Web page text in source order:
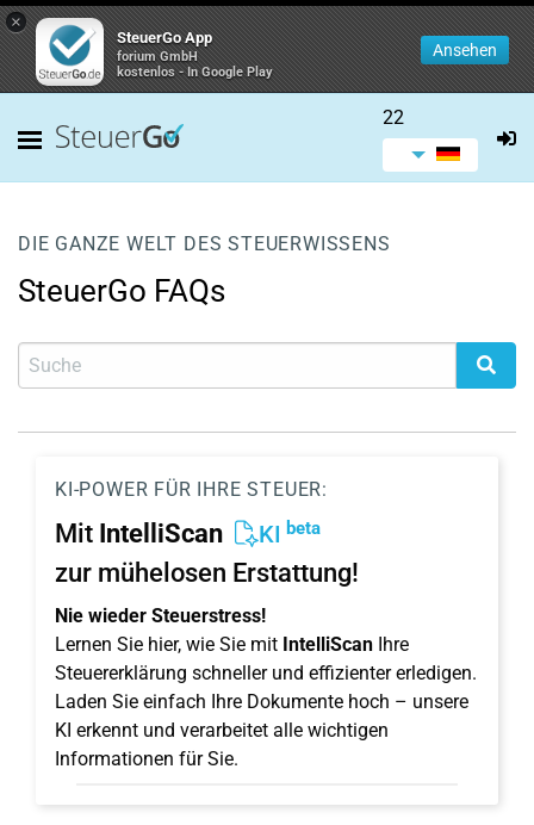
×
SteuerGo App
forium GmbH
kostenlos - In Google Play
Ansehen
22
DIE GANZE WELT DES STEUERWISSENS
SteuerGo FAQs
KI-POWER FÜR IHRE STEUER:
Mit IntelliScan KI beta
zur mühelosen Erstattung!
Nie wieder Steuerstress!
Lernen Sie hier, wie Sie mit IntelliScan Ihre
Steuererklärung schneller und effizienter erledigen.
Laden Sie einfach Ihre Dokumente hoch – unsere
KI erkennt und verarbeitet alle wichtigen
Informationen für Sie.